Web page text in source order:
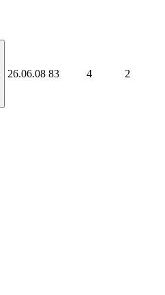
26.06.08 83 4 2